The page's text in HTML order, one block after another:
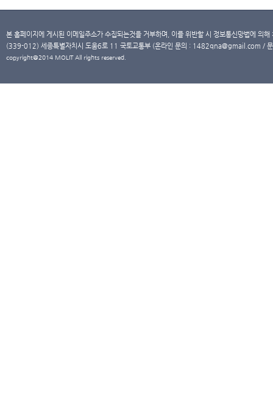
본 홈페이지에 게시된 이메일주소가 수집되는것을 거부하며, 이를 위반할 시 정보통신망법에 의
(339-012) 세종특별자치시 도움6로 11 국토교통부 (온라인 문의 : 1482qna@gmail.com /
copyright@2014 MOLIT All rights reserved.